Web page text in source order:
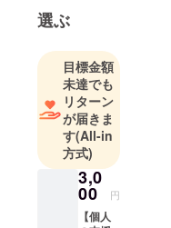
選ぶ
目標金額
未達でも
リターン
が届きま
す(All-in
方式)
3,0
00 円
【個人